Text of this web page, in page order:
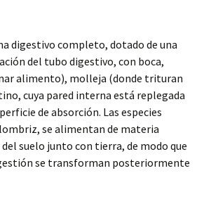
digestivo completo, dotado de una
del tubo digestivo, con boca,
alimento), molleja (donde trituran
cuya pared interna está replegada
de absorción. Las especies
se alimentan de materia
suelo junto con tierra, de modo que
se transforman posteriormente